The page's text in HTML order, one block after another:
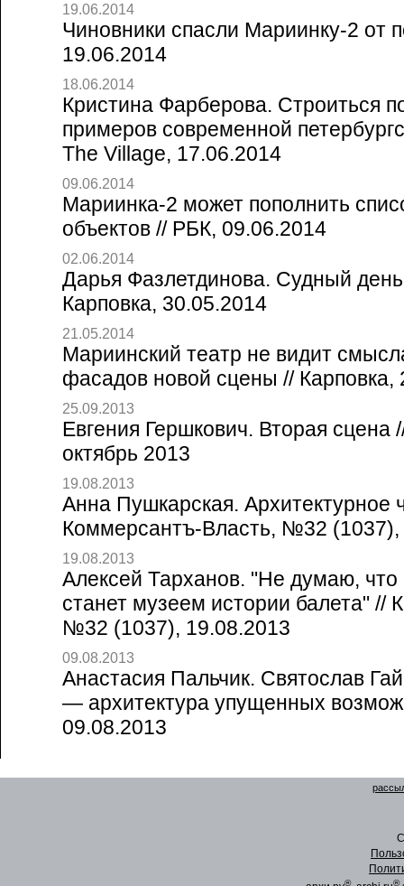
19.06.2014
Чиновники спасли Мариинку-2 от
19.06.2014
18.06.2014
Кристина Фарберова. Строиться
примеров современной
The Village, 17.06.2014
09.06.2014
Мариинка-2 может пополнить
объектов // РБК, 09.06.2014
02.06.2014
Дарья Фазлетдинова. Судный
Карповка, 30.05.2014
21.05.2014
Мариинский театр не видит
фасадов новой сцены // Карповка,
25.09.2013
Евгения Гершкович. Вторая
октябрь 2013
19.08.2013
Анна Пушкарская. Архитектурное
Коммерсантъ-Власть, №32 (1037),
19.08.2013
Алексей Тарханов. "Не думаю,
станет музеем истории балета" //
№32 (1037), 19.08.2013
09.08.2013
Анастасия Пальчик. Святослав
— архитектура упущенных
09.08.2013
® ®